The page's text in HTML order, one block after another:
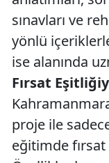
sınavları ve
yönlü
ise alanında
Fırsat
proje ile
eğitimde